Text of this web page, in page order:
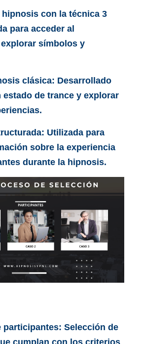
con la técnica 3
para acceder al
símbolos y
clásica: Desarrollado
estado de trance y explorar
Utilizada para
sobre la experiencia
durante la hipnosis.
participantes: Selección de